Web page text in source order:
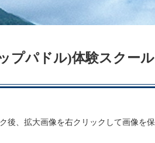
プパドル)体験スクール
後、拡大画像を右クリックして画像を保